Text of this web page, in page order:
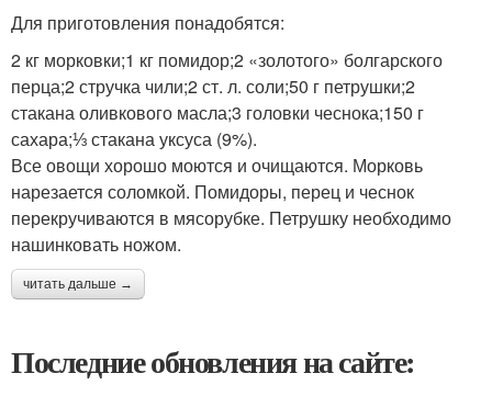
Для приготовления понадобятся:
2 кг морковки;1 кг помидор;2 «золотого» болгарского
перца;2 стручка чили;2 ст. л. соли;50 г петрушки;2
стакана оливкового масла;3 головки чеснока;150 г
сахара;⅓ стакана уксуса (9%).
Все овощи хорошо моются и очищаются. Морковь
нарезается соломкой. Помидоры, перец и чеснок
перекручиваются в мясорубке. Петрушку необходимо
нашинковать ножом.
читать дальше →
Последние обновления на сайте: